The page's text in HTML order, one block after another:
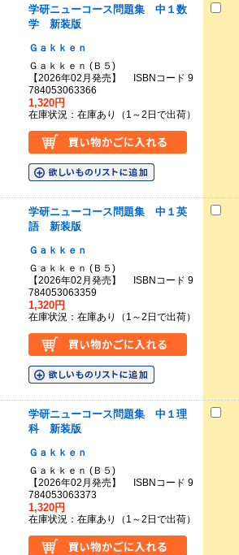
学研ニューコース問題集 中１数
学 新装版
Ｇａｋｋｅｎ
Ｇａｋｋｅｎ (Ｂ５)
【2026年02月発売】 ISBNコード 9
784053063366
1,320円
在庫状況：在庫あり（1～2日で出荷）
学研ニューコース問題集 中１英
語 新装版
Ｇａｋｋｅｎ
Ｇａｋｋｅｎ (Ｂ５)
【2026年02月発売】 ISBNコード 9
784053063359
1,320円
在庫状況：在庫あり（1～2日で出荷）
学研ニューコース問題集 中１理
科 新装版
Ｇａｋｋｅｎ
Ｇａｋｋｅｎ (Ｂ５)
【2026年02月発売】 ISBNコード 9
784053063373
1,320円
在庫状況：在庫あり（1～2日で出荷）